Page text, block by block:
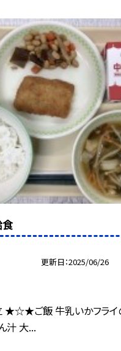
食
更新日 2025/06/26
ご飯 牛乳いかフライ
汁 大...